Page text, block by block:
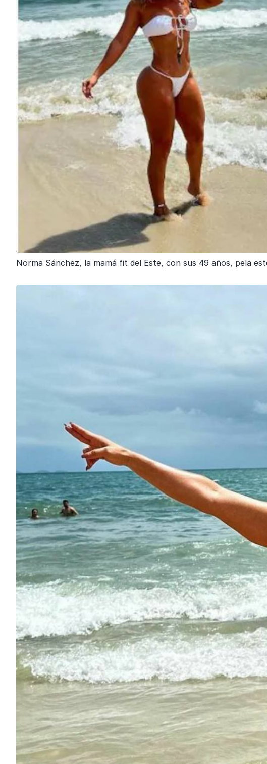
Norma Sánchez, la mamá fit del Este, con sus 49 años, pela